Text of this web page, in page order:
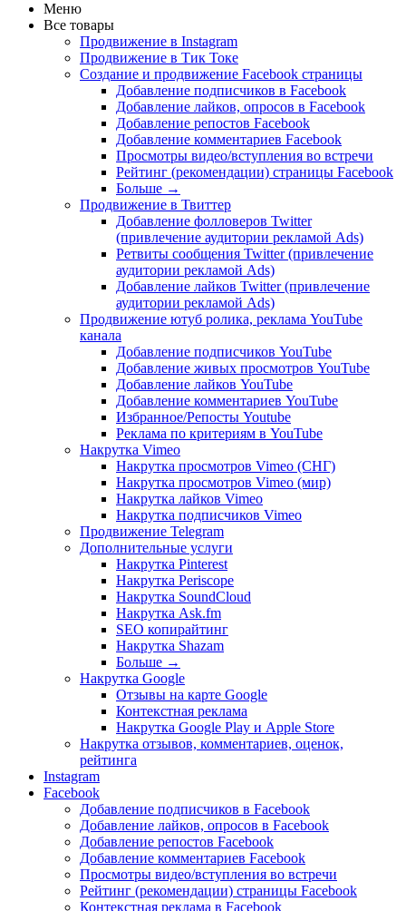
Меню
Все товары
Продвижение в Instagram
Продвижение в Тик Токе
Создание и продвижение Facebook страницы
Добавление подписчиков в Facebook
Добавление лайков, опросов в Facebook
Добавление репостов Facebook
Добавление комментариев Facebook
Просмотры видео/вступления во встречи
Рейтинг (рекомендации) страницы Facebook
Больше →
Продвижение в Твиттер
Добавление фолловеров Twitter
(привлечение аудитории рекламой Ads)
Ретвиты сообщения Twitter (привлечение
аудитории рекламой Ads)
Добавление лайков Twitter (привлечение
аудитории рекламой Ads)
Продвижение ютуб ролика, реклама YouTube
канала
Добавление подписчиков YouTube
Добавление живых просмотров YouTube
Добавление лайков YouTube
Добавление комментариев YouTube
Избранное/Репосты Youtube
Реклама по критериям в YouTube
Накрутка Vimeo
Накрутка просмотров Vimeo (СНГ)
Накрутка просмотров Vimeo (мир)
Накрутка лайков Vimeo
Накрутка подписчиков Vimeo
Продвижение Telegram
Дополнительные услуги
Накрутка Pinterest
Накрутка Periscope
Накрутка SoundCloud
Накрутка Ask.fm
SEO копирайтинг
Накрутка Shazam
Больше →
Накрутка Google
Отзывы на карте Google
Контекстная реклама
Накрутка Google Play и Apple Store
Накрутка отзывов, комментариев, оценок,
рейтинга
Instagram
Facebook
Добавление подписчиков в Facebook
Добавление лайков, опросов в Facebook
Добавление репостов Facebook
Добавление комментариев Facebook
Просмотры видео/вступления во встречи
Рейтинг (рекомендации) страницы Facebook
Контекстная реклама в Facebook